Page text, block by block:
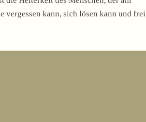
vergessen kann, sich lösen kann und frei